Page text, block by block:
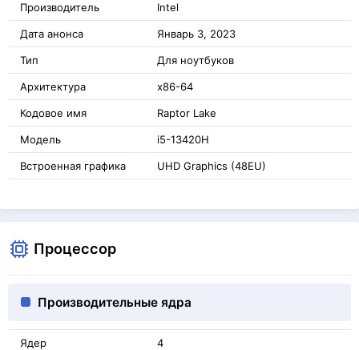
Производитель Intel
Дата анонса Январь 3, 2023
Тип Для ноутбуков
Архитектура x86-64
Кодовое имя Raptor Lake
Модель i5-13420H
Встроенная графика UHD Graphics (48EU)
Процессор
Производительные ядра
Ядер 4